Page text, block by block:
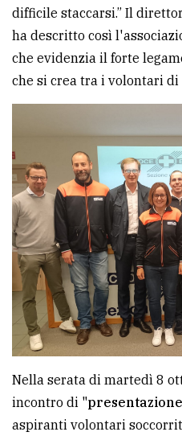
tua
pubblicità
CERCA
comune
Ricerca
avanzata
LE
ALTRE
TESTATE
PRIVACY
difficile staccarsi.” Il
ha descritto così
che evidenzia il forte
che si crea tra i volontari di
Nella serata di martedì 8
incontro di "
aspiranti volontari